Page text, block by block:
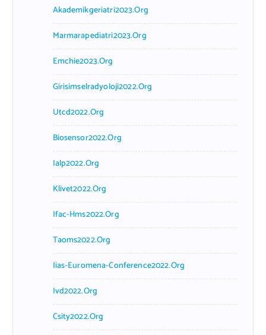
Akademikgeriatri2023.org
Marmarapediatri2023.org
Emchie2023.org
Girisimselradyoloji2022.org
Utcd2022.org
Biosensor2022.org
Ialp2022.org
Klivet2022.org
Ifac-Hms2022.org
Taoms2022.org
Iias-Euromena-Conference2022.org
Ivd2022.org
Csity2022.org